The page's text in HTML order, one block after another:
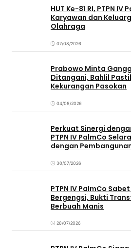
HUT Ke-81 RI, PTPN
Karyawan dan
Olahraga
07/08/2026
Prabowo Minta
Ditangani, Bahlil
Kekurangan Pasokan
04/08/2026
Perkuat Sinergi
PTPN IV PalmCo
dengan
30/07/2026
PTPN IV PalmCo
Bergengsi, Bukti
Berbuah Manis
28/07/2026